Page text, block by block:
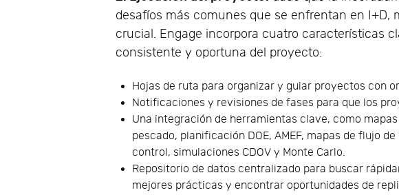
desafíos más comunes que se enfrentan en I+D,
crucial. Engage incorpora cuatro características
consistente y oportuna del proyecto:
Hojas de ruta para organizar y guiar proyectos con
Notificaciones y revisiones de fases para que los
Una integración de herramientas clave, como
pescado, planificación DOE, AMEF, mapas de flujo
control, simulaciones CDOV y Monte Carlo.
Repositorio de datos centralizado para buscar
mejores prácticas y encontrar oportunidades de